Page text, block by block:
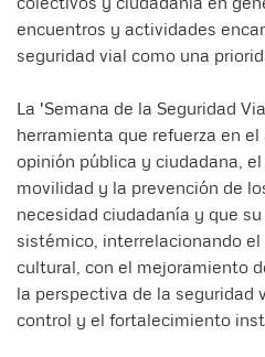
encuentros y actividades
seguridad vial como una
La 'Semana de la Seguridad
herramienta que refuerza en
opinión pública y ciudadana,
movilidad y la prevención de
necesidad ciudadanía y que
sistémico, interrelacionando
cultural, con el mejoramiento
la perspectiva de la seguridad
control y el fortalecimiento